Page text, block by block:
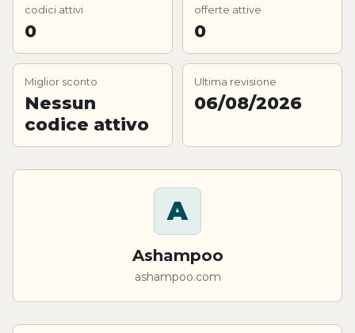
codici attivi
0
offerte attive
0
Miglior sconto
Nessun
codice attivo
Ultima revisione
06/08/2026
A
Ashampoo
ashampoo.com